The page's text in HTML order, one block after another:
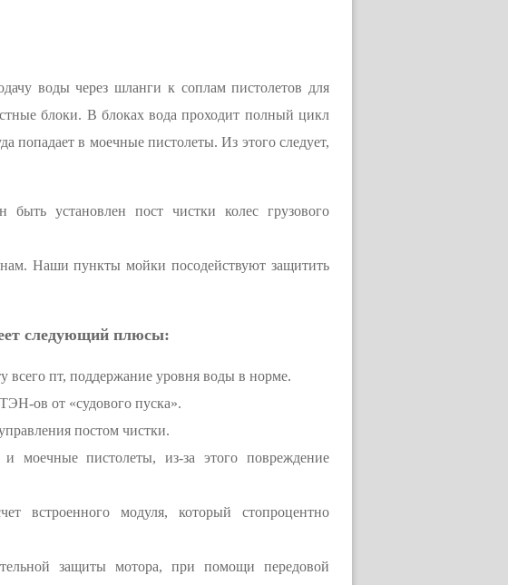
воды через шланги к соплам пистолетов для
блоки. В блоках вода проходит полный цикл
попадает в моечные пистолеты. Из этого следует,
установлен пост чистки колес грузового
Наши пункты мойки посодействуют защитить
следующий плюсы:
всего пт, поддержание уровня воды в норме.
ов от «судового пуска».
постом чистки.
моечные пистолеты, из-за этого повреждение
встроенного модуля, который стопроцентно
защиты мотора, при помощи передовой